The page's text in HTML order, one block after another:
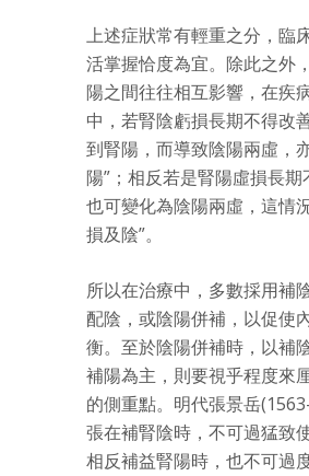
上述症狀常有輕重之分，臨
活掌握恰度為宜。除此之外
陽之間往往相互影響，在疾
中，若腎陰虧損長期不得改
到腎陽，而導致陰陽兩虛，
陽”；相反若是腎陽虛損長期
也可變化為陰陽兩虛，這情
損及陰”。
所以在治療中，多數採用補
配陰，或陰陽併補，以促使
衡。至於陰陽併補時，以補
補陽為主，則要視乎程度來
的側重點。明代張景岳
張在補腎陰時，不可過猛致
相反補益腎陽時，也不可過